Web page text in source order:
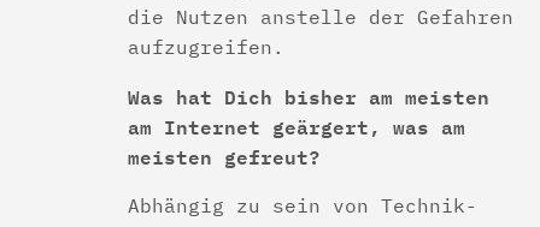
die Nutzen anstelle der Gefahren
aufzugreifen.
Was hat Dich bisher am meisten
am Internet geärgert, was am
meisten gefreut?
Abhängig zu sein von Technik-